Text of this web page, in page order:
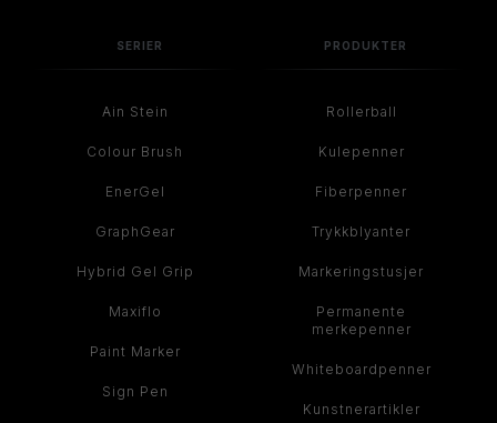
SERIER
Ain Stein
Colour Brush
EnerGel
GraphGear
Hybrid Gel Grip
Maxiflo
Paint Marker
Sign Pen
PRODUKTER
Rollerball
Kulepenner
Fiberpenner
Trykkblyanter
Markeringstusjer
Permanente
merkepenner
Whiteboardpenner
Kunstnerartikler